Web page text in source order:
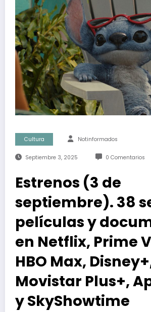
Cultura Notinformados
Septiembre 3, 2025 0 Comentarios
Estrenos (3 de
septiembre). 38
películas y
en Netflix, Prime
HBO Max,
Movistar Plus+,
y SkyShowtime